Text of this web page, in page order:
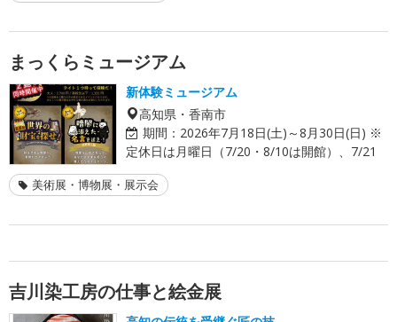
まっくらミュージアム
新体験ミュージアム
高知県・香南市
期間： 2026年7月18日(土)～8月30日(日) ※
定休日は月曜日（7/20・8/10は開館）、7/21
美術展・博物展・展示会
吉川染工房の仕事と絵金展